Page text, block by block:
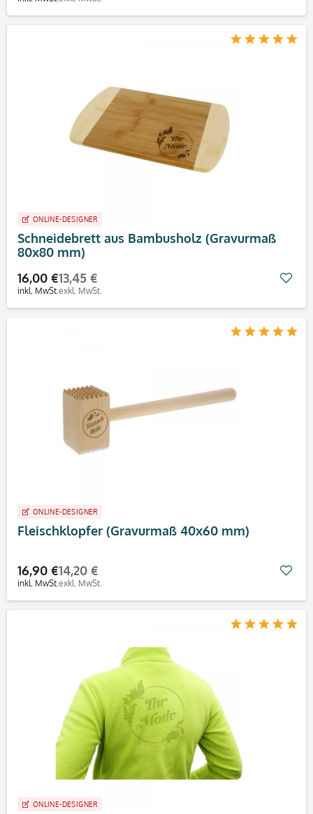
ONLINE-DESIGNER
Schneidebrett aus Bambusholz (Gravurmaß
80x80 mm)
16,00 €
inkl. MwSt.
13,45 €
exkl. MwSt.
ONLINE-DESIGNER
Fleischklopfer (Gravurmaß 40x60 mm)
16,90 €
inkl. MwSt.
14,20 €
exkl. MwSt.
ONLINE-DESIGNER